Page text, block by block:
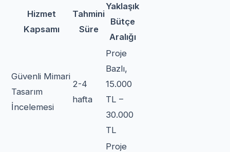
Hizmet
Kapsamı
Tahmini
Süre
Yaklaşık
Bütçe
Aralığı
Güvenli Mimari
Tasarım
İncelemesi
2-4
hafta
Proje
Bazlı,
15.000
TL –
30.000
TL
Proje